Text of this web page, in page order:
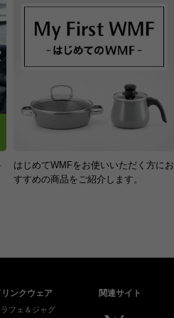
はじめてWMFをお使いいただく方にお
すすめの商品をご紹介します。
リンクウェア
ラフェ＆ジャグ
関連サイト